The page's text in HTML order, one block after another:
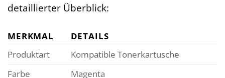
detaillierter Überblick:
MERKMAL
DETAILS
Produktart
Kompatible Tonerkartusche
Farbe
Magenta